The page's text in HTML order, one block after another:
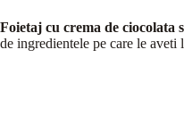
Foietaj cu crema de ciocolata
de ingredientele pe care le aveti